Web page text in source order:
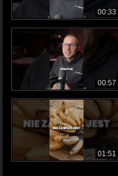
00:33
00:57
01:51